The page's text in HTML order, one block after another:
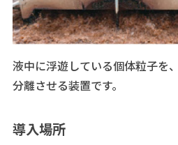
液中に浮遊している個体粒子を
分離させる装置です。
導入場所